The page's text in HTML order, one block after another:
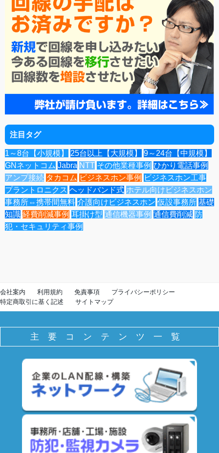
注目タグ
1～8台【小規模】 25台以上【大規模】
9～24台【中規模】
GNネットコム Jabra NTT その他業種事例 ひかり電話事例
アンプ接続 タカコム ビジネスホン事例 ビジネスホン工事
プラントロニクス ヘッドバンド式 ホテル向けビジネスホン
事務所⇔携帯間無料 介護向けビジネスホン 仮設事務所 基礎
知識 経費削減事例 耳掛け型 通信機器事例 通信費削減 防
犯・セキュリティ事例
会社案内 利用規約 免責事項
プライバシーポリシー
特定商取引に基く記述
サイトマップ
主要コンテンツ一覧